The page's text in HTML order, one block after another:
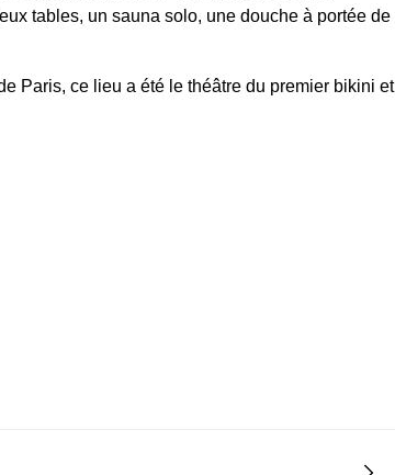
tables, un sauna solo, une douche à portée de
Paris, ce lieu a été le théâtre du premier bikini et